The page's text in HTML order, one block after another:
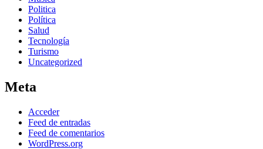
Politica
Política
Salud
Tecnología
Turismo
Uncategorized
Meta
Acceder
Feed de entradas
Feed de comentarios
WordPress.org